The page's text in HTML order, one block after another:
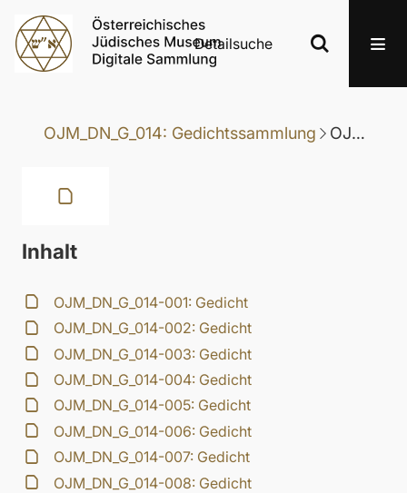
Detailsuche
OJM_DN_G_014: Gedichtssammlung OJM_DN_G_014-028: Gedicht
Inhalt
OJM_DN_G_014-001: Gedicht
OJM_DN_G_014-002: Gedicht
OJM_DN_G_014-003: Gedicht
OJM_DN_G_014-004: Gedicht
OJM_DN_G_014-005: Gedicht
OJM_DN_G_014-006: Gedicht
OJM_DN_G_014-007: Gedicht
OJM_DN_G_014-008: Gedicht